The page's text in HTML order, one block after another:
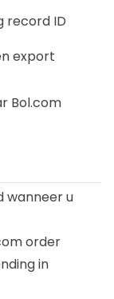
record ID
export
Bol.com
wanneer u
order
in